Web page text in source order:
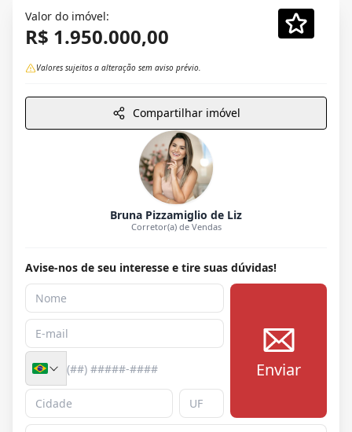
Valor do imóvel:
R$ 1.950.000,00
Valores sujeitos a alteração sem aviso prévio.
Compartilhar imóvel
Bruna Pizzamiglio de Liz
Corretor(a) de Vendas
Avise-nos de seu interesse e tire suas dúvidas!
Enviar